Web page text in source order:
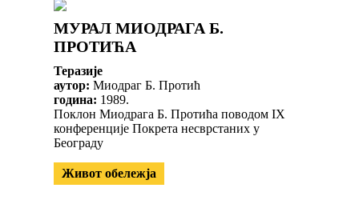
МУРАЛ МИОДРАГА Б.
ПРОТИЋА
Теразије
аутор: Миодраг Б. Протић
година: 1989.
Поклон Миодрага Б. Протића поводом IX
конференције Покрета несврстаних у
Београду
Живот обележја